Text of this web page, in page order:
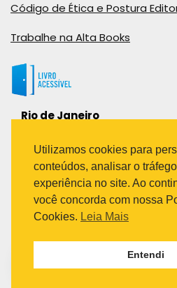
Código de Ética e Postura
Trabalhe na Alta Books
Rio de Janeiro
Bairro Industrial do
Rio de Janeiro – RJ –
Telefone:
(21) 3278-8069
(21) 3995-7512
Avenida Paulista 1636 /
Utilizamos cookies para
conteúdos, analisar o
experiência no site. Ao
você concorda com nossa
Cookies. Leia Mais
Entendi